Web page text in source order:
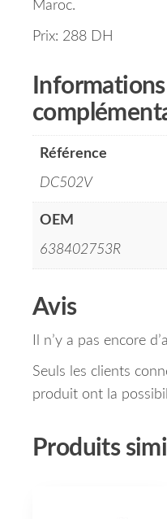
Maroc.
Prix: 288 DH
Informations
Référence
DC502V
OEM
638402753R
Avis
Il n’y a pas encore
Seuls les clients
produit ont la
Produits